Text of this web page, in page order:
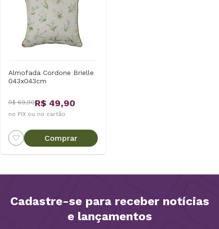
Almofada Cordone Brielle
043x043cm
R$ 69,90R$ 49,90
no PIX ou no cartão
Comprar
Cadastre-se para receber notícias
e lançamentos